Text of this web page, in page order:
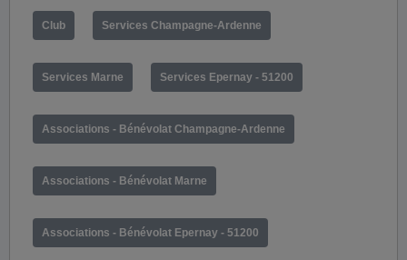
Club Services Champagne-Ardenne
Services Marne Services Epernay - 51200
Associations - Bénévolat Champagne-Ardenne
Associations - Bénévolat Marne
Associations - Bénévolat Epernay - 51200